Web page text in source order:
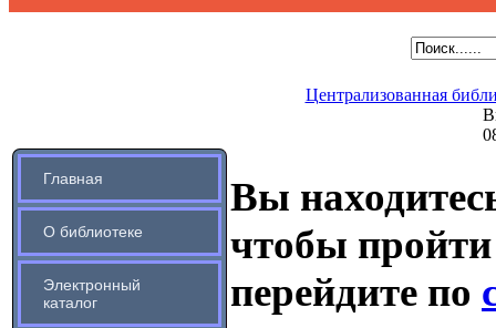
Централизованная
Главная
О библиотеке
Электронный
каталог
Вы
чтобы
перейдите по